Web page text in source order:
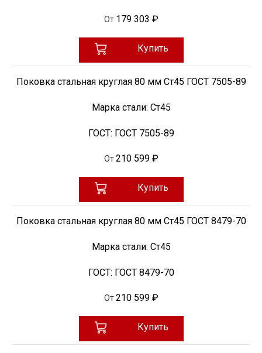
От 179 303 ₽
Купить
Поковка стальная круглая 80 мм Ст45 ГОСТ 7505-89
Марка стали: Ст45
ГОСТ: ГОСТ 7505-89
От 210 599 ₽
Купить
Поковка стальная круглая 80 мм Ст45 ГОСТ 8479-70
Марка стали: Ст45
ГОСТ: ГОСТ 8479-70
От 210 599 ₽
Купить